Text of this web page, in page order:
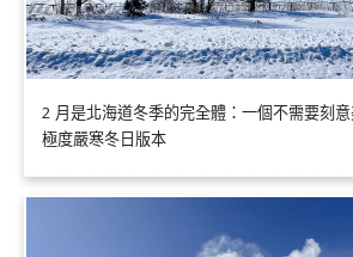
2 月是北海道冬季的完全體：一個不需要刻
極度嚴寒冬日版本